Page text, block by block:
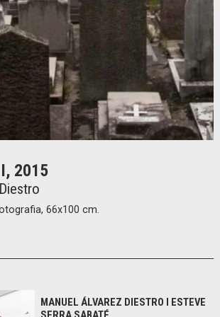
I, 2015
66x100 cm.
MANUEL ÁLVAREZ DIESTRO I ESTEVE